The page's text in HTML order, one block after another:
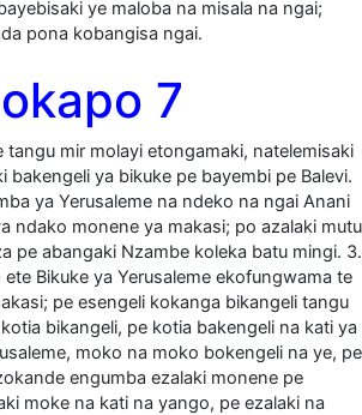
ye maloba na misala na ngai;
pona kobangisa ngai.
7
tangu mir molayi etongamaki, natelemisaki
bakengeli ya bikuke pe bayembi pe Balevi.
ya Yerusaleme na ndeko na ngai Anani
ndako monene ya makasi; po azalaki mutu
pe abangaki Nzambe koleka batu mingi. 3.
Bikuke ya Yerusaleme ekofungwama te
pe esengeli kokanga bikangeli tangu
bikangeli, pe kotia bakengeli na kati ya
moko na moko bokengeli na ye, pe
engumba ezalaki monene pe
moke na kati na yango, pe ezalaki na